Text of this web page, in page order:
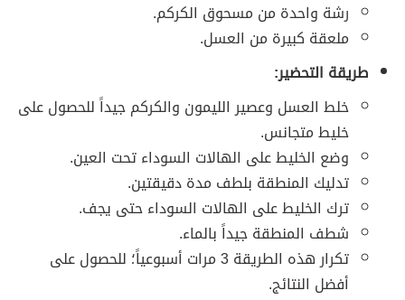
رشة واحدة من مسحوق الكركم.
ملعقة كبيرة من العسل.
طريقة التحضير:
خلط العسل وعصير الليمون والكركم جيداً للحصول على
خليط متجانس.
وضع الخليط على الهالات السوداء تحت العين.
تدليك المنطقة بلطف مدة دقيقتين.
ترك الخليط على الهالات السوداء حتى يجف.
شطف المنطقة جيداً بالماء.
تكرار هذه الطريقة 3 مرات أسبوعياً؛ للحصول على
أفضل النتائج.